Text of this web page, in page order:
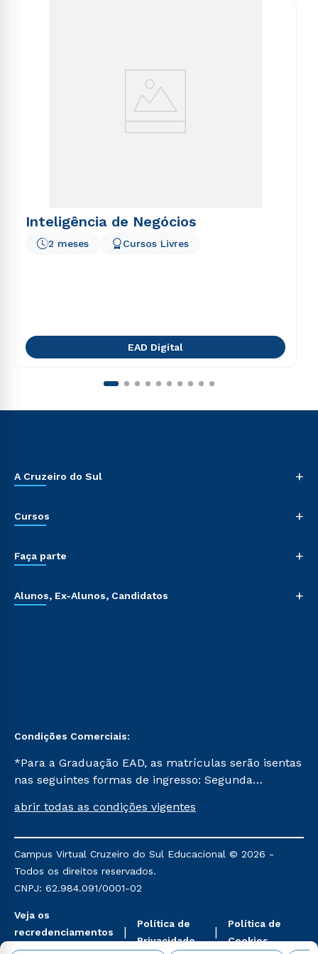
Inteligência de Negócios
2 meses Cursos Livres
EAD Digital
A Cruzeiro do Sul +
Cursos +
Faça parte +
Alunos, Ex-Alunos, Candidatos +
Condições Comerciais:
*Para a Graduação EAD, as matrículas serão isentas
nas seguintes formas de ingresso: Segunda
Já para as demais, a taxa de matrícula será de R$
mencionadas são referentes aos cursos: Ensino
Religioso, Geografia para a Docência e Metodologia
do Ensino de História: Questões Atuais.
abrir todas as condições vigentes
Campus Virtual Cruzeiro do Sul Educacional © 2026 -
Todos os direitos reservados.
CNPJ: 62.984.091/0001-02
Veja os
recredenciamentos
aqui
Política de
Privacidade
Política de
Cookies